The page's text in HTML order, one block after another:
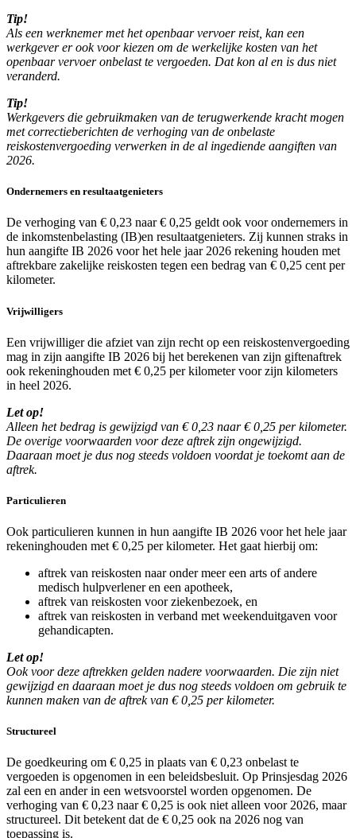
Tip!
Als een werknemer met het openbaar vervoer reist, kan een
werkgever er ook voor kiezen om de werkelijke kosten van het
openbaar vervoer onbelast te vergoeden. Dat kon al en is dus niet
veranderd.
Tip!
Werkgevers die gebruikmaken van de terugwerkende kracht mogen
met correctieberichten de verhoging van de onbelaste
reiskostenvergoeding verwerken in de al ingediende aangiften van
2026.
Ondernemers en resultaatgenieters
De verhoging van € 0,23 naar € 0,25 geldt ook voor ondernemers in
de inkomstenbelasting (IB)en resultaatgenieters. Zij kunnen straks in
hun aangifte IB 2026 voor het hele jaar 2026 rekening houden met
aftrekbare zakelijke reiskosten tegen een bedrag van € 0,25 cent per
kilometer.
Vrijwilligers
Een vrijwilliger die afziet van zijn recht op een reiskostenvergoeding
mag in zijn aangifte IB 2026 bij het berekenen van zijn giftenaftrek
ook rekeninghouden met € 0,25 per kilometer voor zijn kilometers
in heel 2026.
Let op!
Alleen het bedrag is gewijzigd van € 0,23 naar € 0,25 per kilometer.
De overige voorwaarden voor deze aftrek zijn ongewijzigd.
Daaraan moet je dus nog steeds voldoen voordat je toekomt aan de
aftrek.
Particulieren
Ook particulieren kunnen in hun aangifte IB 2026 voor het hele jaar
rekeninghouden met € 0,25 per kilometer. Het gaat hierbij om:
aftrek van reiskosten naar onder meer een arts of andere
medisch hulpverlener en een apotheek,
aftrek van reiskosten voor ziekenbezoek, en
aftrek van reiskosten in verband met weekenduitgaven voor
gehandicapten.
Let op!
Ook voor deze aftrekken gelden nadere voorwaarden. Die zijn niet
gewijzigd en daaraan moet je dus nog steeds voldoen om gebruik te
kunnen maken van de aftrek van € 0,25 per kilometer.
Structureel
De goedkeuring om € 0,25 in plaats van € 0,23 onbelast te
vergoeden is opgenomen in een beleidsbesluit. Op Prinsjesdag 2026
zal een en ander in een wetsvoorstel worden opgenomen. De
verhoging van € 0,23 naar € 0,25 is ook niet alleen voor 2026, maar
structureel. Dit betekent dat de € 0,25 ook na 2026 nog van
toepassing is.